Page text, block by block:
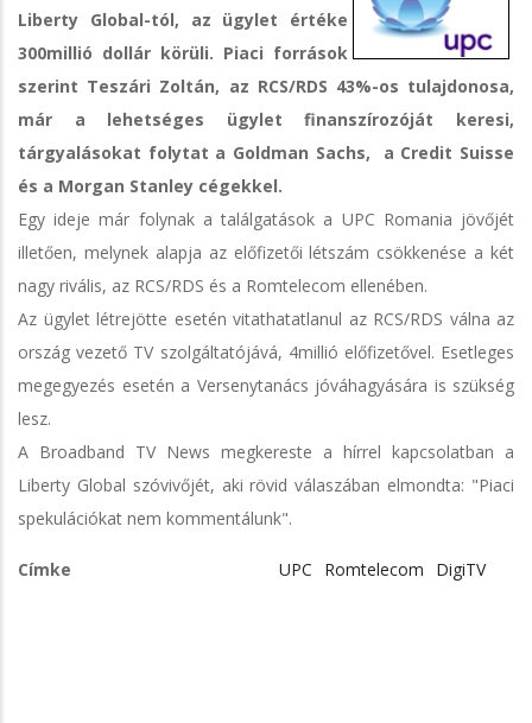
Liberty Global-tól, az ügylet értéke
300millió dollár körüli. Piaci források
szerint Teszári Zoltán, az RCS/RDS 43%-os tulajdonosa,
már a lehetséges ügylet finanszírozóját keresi,
tárgyalásokat folytat a Goldman Sachs, a Credit Suisse
és a Morgan Stanley cégekkel.
Egy ideje már folynak a találgatások a UPC Romania jövőjét
illetően, melynek alapja az előfizetői létszám csökkenése a két
nagy rivális, az RCS/RDS és a Romtelecom ellenében.
Az ügylet létrejötte esetén vitathatatlanul az RCS/RDS válna az
ország vezető TV szolgáltatójává, 4millió előfizetővel. Esetleges
megegyezés esetén a Versenytanács jóváhagyására is szükség
lesz.
A Broadband TV News megkereste a hírrel kapcsolatban a
Liberty Global szóvivőjét, aki rövid válaszában elmondta: "Piaci
spekulációkat nem kommentálunk".
Címke UPC Romtelecom DigiTV